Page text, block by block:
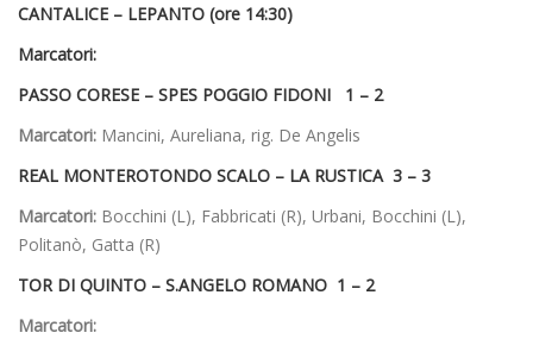
CANTALICE – LEPANTO (ore 14:30)
Marcatori:
PASSO CORESE – SPES POGGIO FIDONI 1 – 2
Marcatori: Mancini, Aureliana, rig. De Angelis
REAL MONTEROTONDO SCALO – LA RUSTICA 3 – 3
Marcatori: Bocchini (L), Fabbricati (R), Urbani, Bocchini (L),
Politanò, Gatta (R)
TOR DI QUINTO – S.ANGELO ROMANO 1 – 2
Marcatori: